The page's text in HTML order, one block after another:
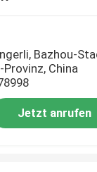
Bazhou-
China
Jetzt anrufen